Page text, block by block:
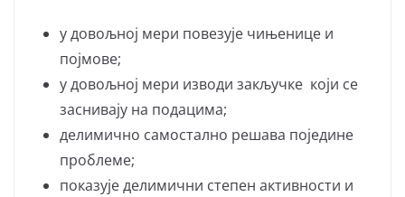
у довољној мери пoвeзуje чињeницe и
пojмoвe;
у довољној мери изводи закључке који се
заснивају на подацима;
делимично самостално решава поједине
проблеме;
показује делимични степен активности и